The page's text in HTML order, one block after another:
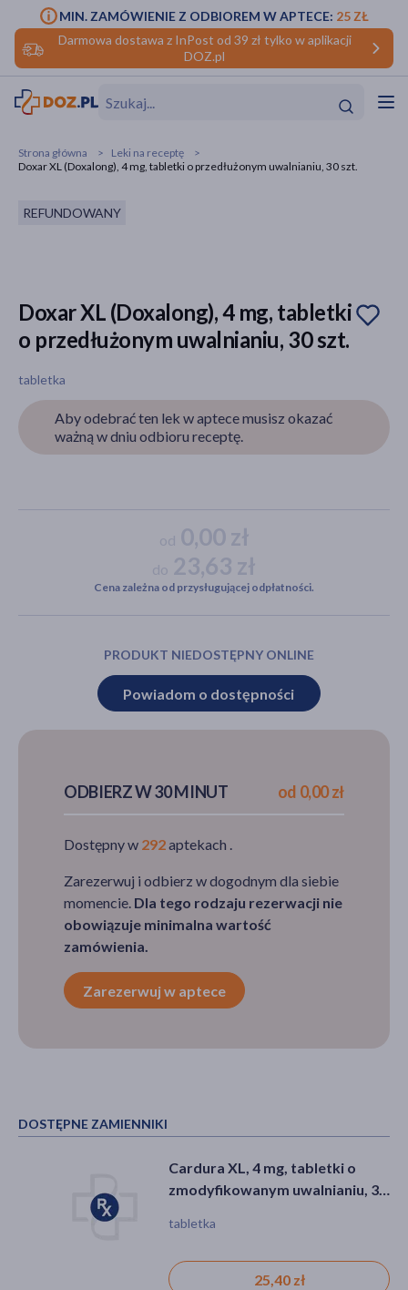
Darmowa dostawa z InPost od 39 zł tylko w aplikacji
DOZ.pl
MIN. ZAMÓWIENIE Z ODBIOREM W APTECE: 25 ZŁ
Hit
makijażu
Strona główna
Leki na receptę
Doxar XL (Doxalong), 4 mg, tabletki o przedłużonym uwalnianiu, 30 szt.
REFUNDOWANY
Doxar XL (Doxalong), 4 mg, tabletki
o przedłużonym uwalnianiu, 30 szt.
tabletka
Aby odebrać ten lek w aptece musisz okazać
ważną w dniu odbioru receptę.
od 0,00 zł
do 23,63 zł
Cena zależna od przysługującej odpłatności.
PRODUKT NIEDOSTĘPNY ONLINE
Powiadom o dostępności
ODBIERZ W 30 MINUT od 0,00 zł
Dostępny w 292aptekach .
Zarezerwuj i odbierz w dogodnym dla siebie
momencie. Dla tego rodzaju rezerwacji nie
obowiązuje minimalna wartość
zamówienia.
Zarezerwuj w aptece
DOSTĘPNE ZAMIENNIKI
Cardura XL, 4 mg, tabletki o
zmodyfikowanym uwalnianiu, 30
tabletka
25,40 zł